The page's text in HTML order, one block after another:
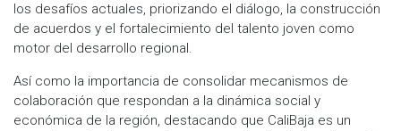
los desafíos actuales, priorizando el diálogo, la construcción
de acuerdos y el fortalecimiento del talento joven como
motor del desarrollo regional.
Así como la importancia de consolidar mecanismos de
colaboración que respondan a la dinámica social y
económica de la región, destacando que CaliBaja es un